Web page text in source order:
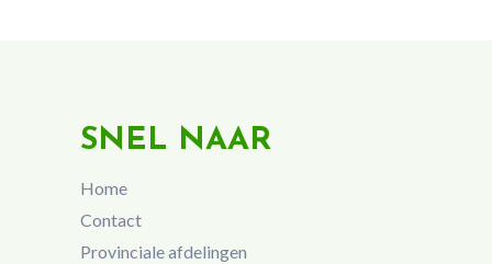
SNEL NAAR
Home
Contact
Provinciale afdelingen